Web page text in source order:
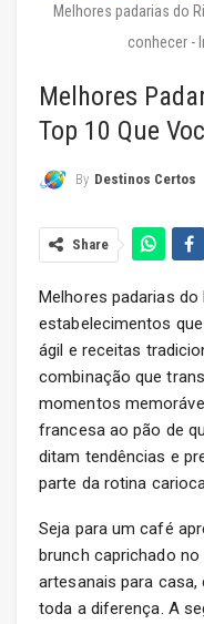
Melhores padarias do
conhecer -
Melhores
Top 10 Que
By Destinos Certos
Share
Melhores padarias
estabelecimentos
ágil e receitas
combinação que
momentos
francesa ao pão de
ditam tendências e
parte da rotina
Seja para um café
brunch caprichado
artesanais para
toda a diferença. A